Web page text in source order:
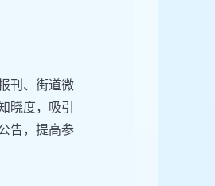
刊、街道微
晓度，吸引
告，提高参